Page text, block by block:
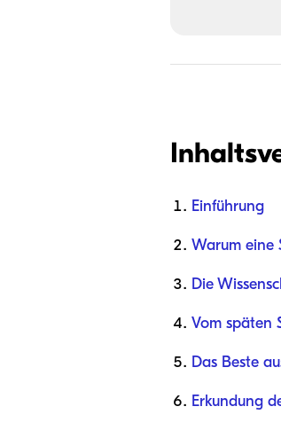
Einführung
Warum eine
Die
Vom späten
Das Beste
Erkundung